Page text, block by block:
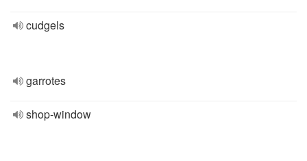
cudgels
garrotes
shop-window